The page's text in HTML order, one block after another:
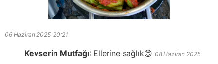
06 Haziran 2025 20:21
Kevserin Mutfağı: Ellerine sağlık😊 08 Haziran 2025